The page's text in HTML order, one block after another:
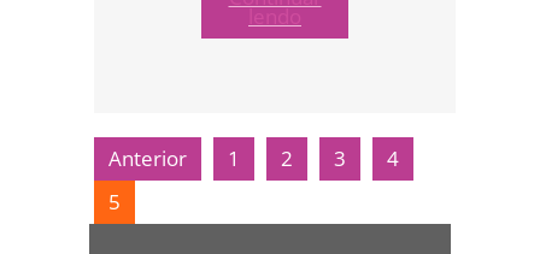
lendo
Anterior 1 2 3
4
5